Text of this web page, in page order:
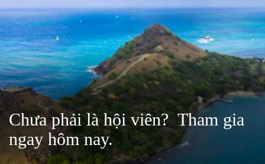
Chưa phải là hội viên? Tham gia
ngay hôm nay.